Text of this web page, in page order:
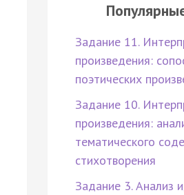
Задание 11.
произведения:
поэтических
Задание 10.
произведения:
тематического
стихотворения
Задание 3. Анализ